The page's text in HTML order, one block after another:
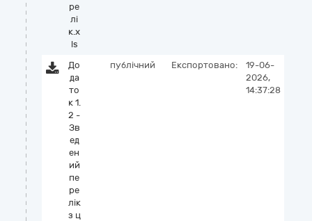
ре
лі
к.x
ls
До
да
то
к 1.
2 -
Зв
ед
ен
ий
пе
ре
лік
з ц
публічний Експортовано:
19-06-
2026,
14:37:28